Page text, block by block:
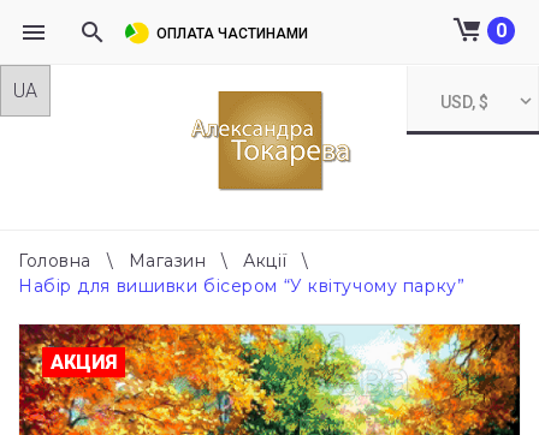
Skip
USD, $
0
ОПЛАТА ЧАСТИНАМИ
Головна \ Магазин \ Акції
\
Набір для вишивки бісером “У квітучому парку”
АКЦИЯ